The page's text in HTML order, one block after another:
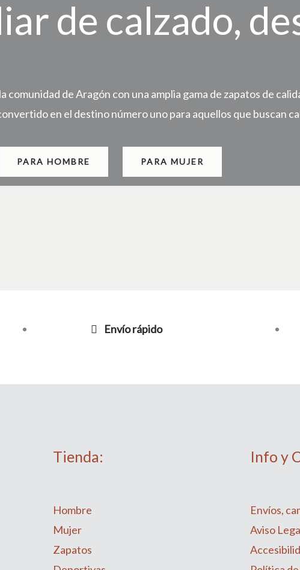
de calzado,
comunidad de Aragón con una amplia gama de zapatos de
en el destino número uno para aquellos que buscan
PARA HOMBRE PARA MUJER
Envío rápido
Tienda:
Hombre
Mujer
Zapatos
Info y
Envíos,
Aviso